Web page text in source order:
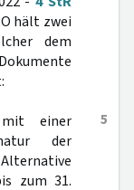
hält zwei
dem
5
einer
der
zum 31.